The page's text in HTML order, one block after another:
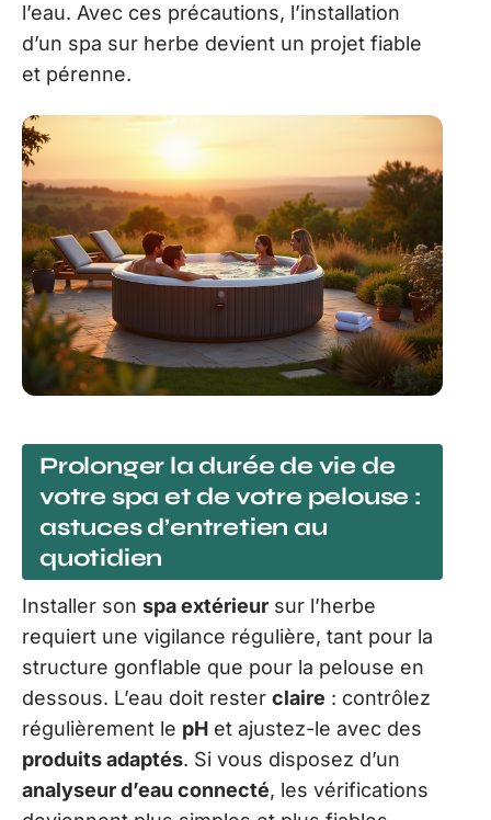
l’eau. Avec ces précautions, l’installation
d’un spa sur herbe devient un projet fiable
et pérenne.
Prolonger la durée de vie de
votre spa et de votre pelouse :
astuces d’entretien au
quotidien
Installer son spa extérieur sur l’herbe
requiert une vigilance régulière, tant pour la
structure gonflable que pour la pelouse en
dessous. L’eau doit rester claire : contrôlez
régulièrement le pH et ajustez-le avec des
produits adaptés. Si vous disposez d’un
analyseur d’eau connecté, les vérifications